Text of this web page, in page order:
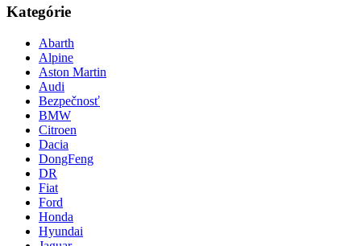
Kategórie
Abarth
Alpine
Aston Martin
Audi
Bezpečnosť
BMW
Citroen
Dacia
DongFeng
DR
Fiat
Ford
Honda
Hyundai